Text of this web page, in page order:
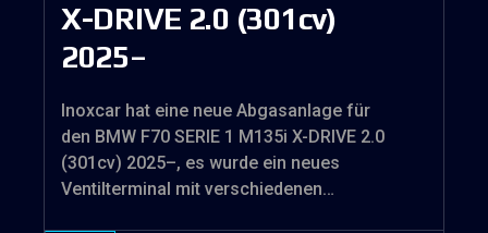
X-DRIVE 2.0 (301cv)
2025–
Inoxcar hat eine neue Abgasanlage für
den BMW F70 SERIE 1 M135i X-DRIVE 2.0
(301cv) 2025–, es wurde ein neues
Ventilterminal mit verschiedenen…